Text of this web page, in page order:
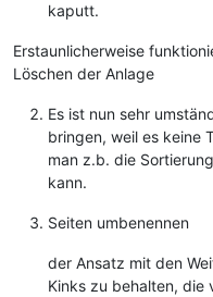
kaputt.
Erstaunlicherweise
Löschen der Anlage
Es ist nun sehr
bringen, weil es keine
man z.b. die
kann.
Seiten umbenennen
der Ansatz mit den
Kinks zu behalten, die